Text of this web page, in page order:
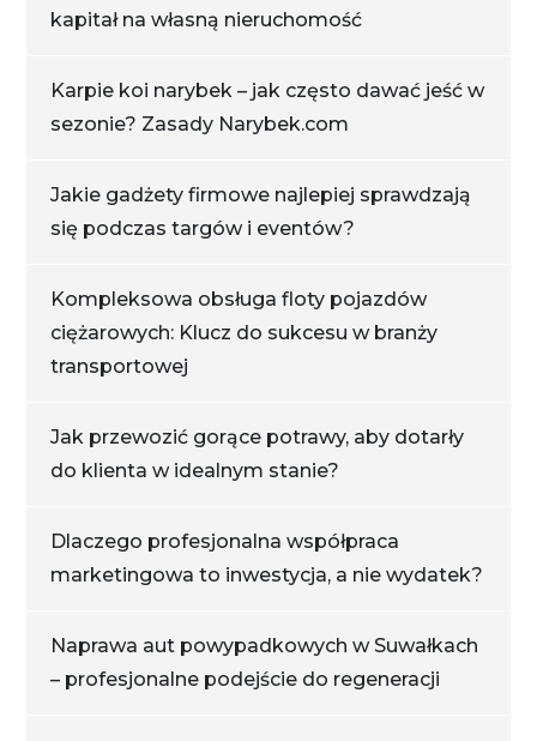
kapitał na własną nieruchomość
Karpie koi narybek – jak często dawać jeść w
sezonie? Zasady Narybek.com
Jakie gadżety firmowe najlepiej sprawdzają
się podczas targów i eventów?
Kompleksowa obsługa floty pojazdów
ciężarowych: Klucz do sukcesu w branży
transportowej
Jak przewozić gorące potrawy, aby dotarły
do klienta w idealnym stanie?
Dlaczego profesjonalna współpraca
marketingowa to inwestycja, a nie wydatek?
Naprawa aut powypadkowych w Suwałkach
– profesjonalne podejście do regeneracji